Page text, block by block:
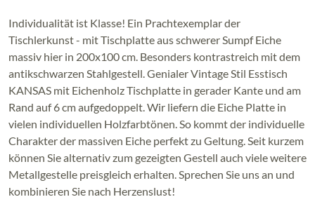
Individualität ist Klasse! Ein Prachtexemplar der
Tischlerkunst - mit Tischplatte aus schwerer Sumpf Eiche
massiv hier in 200x100 cm. Besonders kontrastreich mit dem
antikschwarzen Stahlgestell. Genialer Vintage Stil Esstisch
KANSAS mit Eichenholz Tischplatte in gerader Kante und am
Rand auf 6 cm aufgedoppelt. Wir liefern die Eiche Platte in
vielen individuellen Holzfarbtönen. So kommt der individuelle
Charakter der massiven Eiche perfekt zu Geltung. Seit kurzem
können Sie alternativ zum gezeigten Gestell auch viele weitere
Metallgestelle preisgleich erhalten. Sprechen Sie uns an und
kombinieren Sie nach Herzenslust!